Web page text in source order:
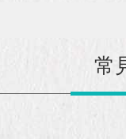
常